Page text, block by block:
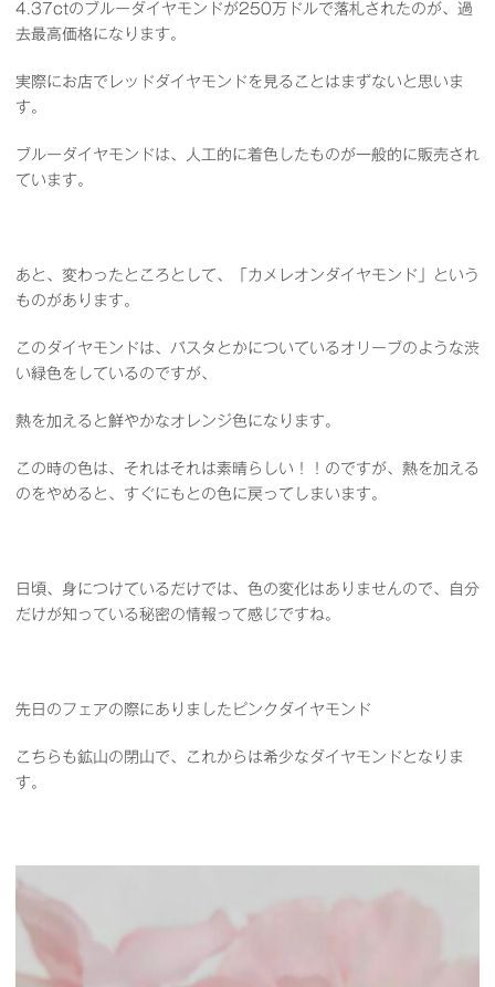
4.37ctのブルーダイヤモンドが250万ドルで落札されたのが、過
去最高価格になります。
実際にお店でレッドダイヤモンドを見ることはまずないと思いま
す。
ブルーダイヤモンドは、人工的に着色したものが一般的に販売され
ています。
あと、変わったところとして、「カメレオンダイヤモンド」という
ものがあります。
このダイヤモンドは、パスタとかについているオリーブのような渋
い緑色をしているのですが、
熱を加えると鮮やかなオレンジ色になります。
この時の色は、それはそれは素晴らしい！！のですが、熱を加える
のをやめると、すぐにもとの色に戻ってしまいます。
日頃、身につけているだけでは、色の変化はありませんので、自分
だけが知っている秘密の情報って感じですね。
先日のフェアの際にありましたピンクダイヤモンド
こちらも鉱山の閉山で、これからは希少なダイヤモンドとなりま
す。